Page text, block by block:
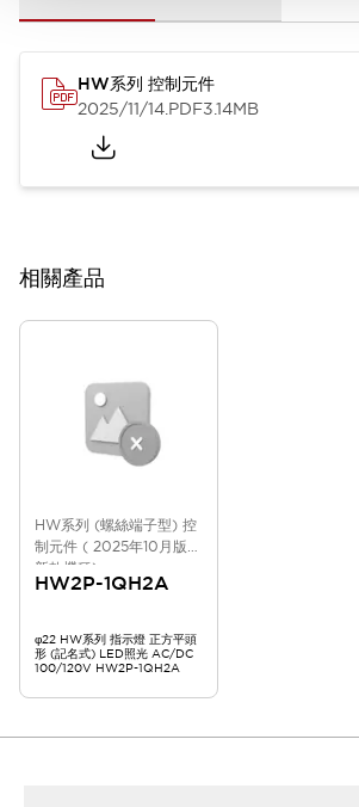
HW系列 控制元件
2025/11/14.PDF3.14MB
相關產品
HW系列 (螺絲端子型) 控
制元件 ( 2025年10月版
新款機種)
HW2P-1QH2A
φ22 HW系列 指示燈 正方平頭
形 (記名式) LED照光 AC/DC
100/120V HW2P-1QH2A